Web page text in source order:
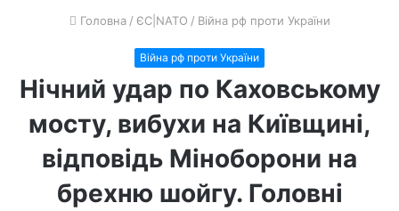
Головна / ЄС|NATO / Війна рф проти України
Війна рф проти України
Нічний удар по Каховському
мосту, вибухи на Київщині,
відповідь Міноборони на
брехню шойгу. Головні